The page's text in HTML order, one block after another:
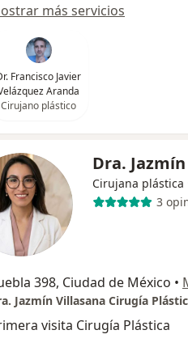
más servicios
Francisco Javier
Aranda
Cirujano plástico
Dra.
Cirujana plástica
3
398, Ciudad de México •
Jazmín Villasana Cirugía
visita Cirugía Plástica